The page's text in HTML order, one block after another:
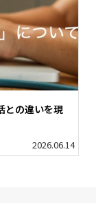
との違いを現
2026.06.14